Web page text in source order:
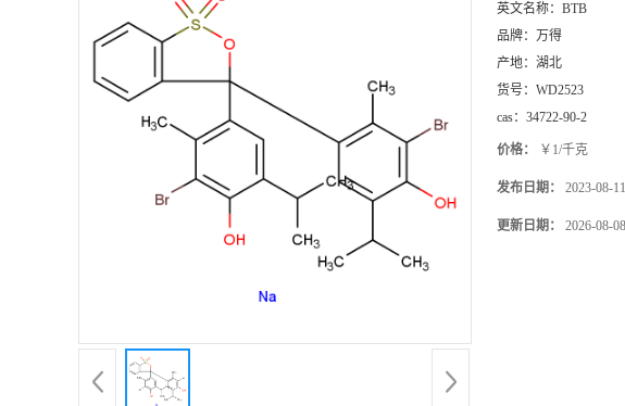
英文名称： BTB
品牌： 万得
产地： 湖北
货号： WD2523
cas： 34722-90-2
价格： ￥1/千克
发布日期： 2023-08-11
更新日期： 2026-08-08